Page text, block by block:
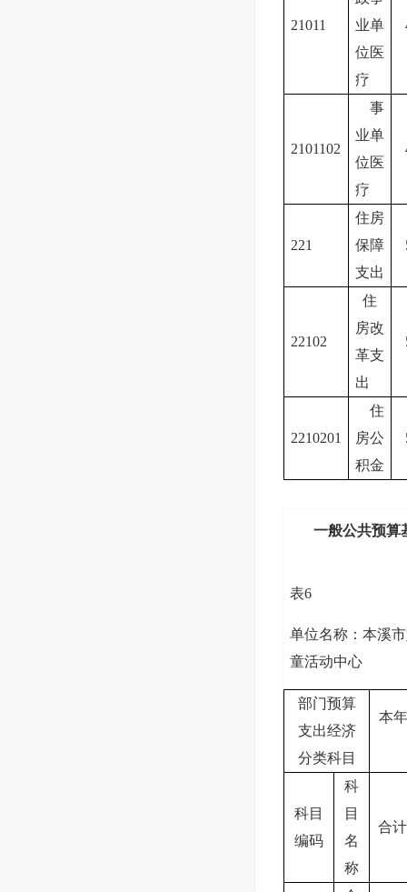
21011
业单
位医
疗
2101102
事
业单
位医
疗
221
住房
保障
支出
22102
住
房改
革支
出
2210201
住
房公
积金
一般公共预算
表6
单位名称：本溪
童活动中心
部门预算
支出经济
分类科目
本
科目
编码
科
目
名
称
合计